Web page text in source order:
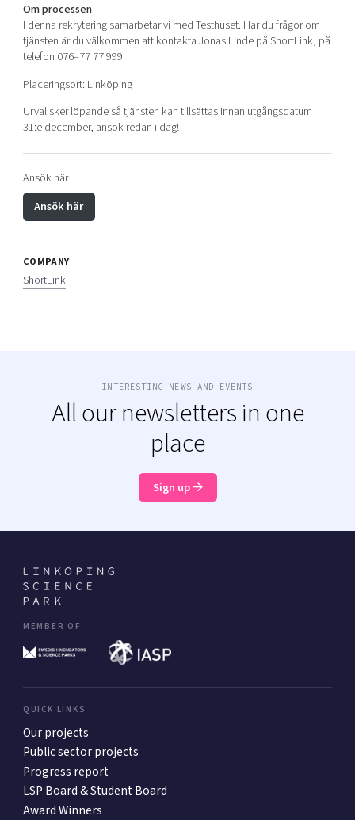
Om processen
I denna rekrytering samarbetar vi med Testhuset. Har du frågor om
tjänsten är du välkommen att kontakta Jonas Linde på ShortLink, på
telefon 076–77 77 999.
Placeringsort: Linköping
Urval sker löpande så tjänsten kan tillsättas innan utgångsdatum
31:e december, ansök redan i dag!
Ansök här
Ansök här
COMPANY
ShortLink
INTERESTING NEWS AND EVENTS
All our newsletters in one
place
Sign up
MEMBER OF
QUICK LINKS
Our projects
Public sector projects
Progress report
LSP Board & Student Board
Award Winners